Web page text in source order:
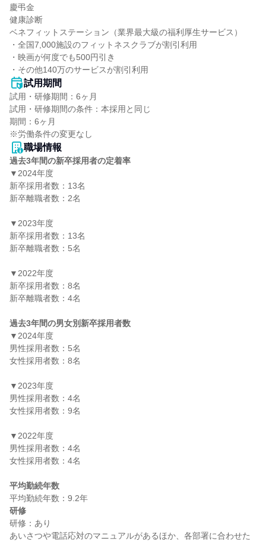
慶弔金
健康診断
ベネフィットステーション（業界最大級の福利厚生サービス）
・全国7,000施設のフィットネスクラブが割引利用
・映画が何度でも500円引き
・その他140万のサービスが割引利用
試用期間
試用・研修期間：6ヶ月
試用・研修期間の条件：本採用と同じ
期間：6ヶ月
職場情報
過去3年間の新卒採用者の定着率
▼2024年度
新卒採用者数：13名
新卒離職者数：2名
▼2023年度
新卒採用者数：13名
新卒離職者数：5名
▼2022年度
新卒採用者数：8名
新卒離職者数：4名
過去3年間の男女別新卒採用者数
▼2024年度
男性採用者数：5名
女性採用者数：8名
▼2023年度
男性採用者数：4名
女性採用者数：9名
▼2022年度
男性採用者数：4名
女性採用者数：4名
平均勤続年数
研修
研修：あり
あいさつや電話応対のマニュアルがあるほか、各部署に合わせた